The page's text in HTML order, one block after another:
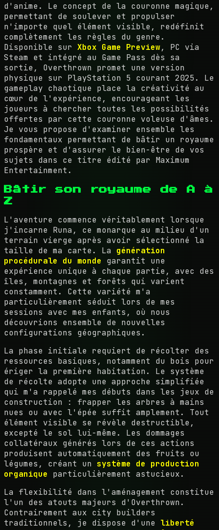
d'anime. Le concept de la couronne magique,
permettant de soulever et propulser
n'importe quel élément visible, redéfinit
complètement les règles du genre.
Disponible sur Xbox Game Preview, PC via
Steam et intégré au Game Pass dès sa
sortie, Overthrown promet une version
physique sur PlayStation 5 courant 2025. Le
gameplay chaotique place la créativité au
cœur de l'expérience, encourageant les
joueurs à chercher toutes les possibilités
offertes par cette couronne voleuse d'âmes.
Je vous propose d'examiner ensemble les
fondamentaux permettant de bâtir un royaume
prospère et d'assurer le bien-être de vos
sujets dans ce titre édité par Maximum
Entertainment.
Bâtir son royaume de A à
Z
L'aventure commence véritablement lorsque
j'incarne Runa, ce monarque au milieu d'un
terrain vierge après avoir sélectionné la
taille de ma carte. La génération
procédurale du monde garantit une
expérience unique à chaque partie, avec des
îles, montagnes et forêts qui varient
constamment. Cette variété m'a
particulièrement séduit lors de mes
sessions avec mes enfants, où nous
découvrions ensemble de nouvelles
configurations géographiques.
La phase initiale requiert de récolter des
ressources basiques, notamment du bois pour
ériger la première habitation. Le système
de récolte adopte une approche simplifiée
qui m'a rappelé mes débuts dans les jeux de
construction : frapper les arbres à mains
nues ou avec l'épée suffit amplement. Tout
élément visible se révèle destructible,
excepté le sol lui-même. Les dommages
collatéraux générés lors de ces actions
produisent automatiquement des fruits ou
légumes, créant un système de production
organique particulièrement astucieux.
La flexibilité dans l'aménagement constitue
l'un des atouts majeurs d'Overthrown.
Contrairement aux city builders
traditionnels, je dispose d'une liberté